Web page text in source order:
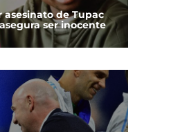
asesinato de Tupac
ser inocente